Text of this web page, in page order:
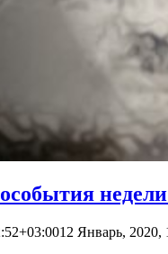
12 Январь, 2020,